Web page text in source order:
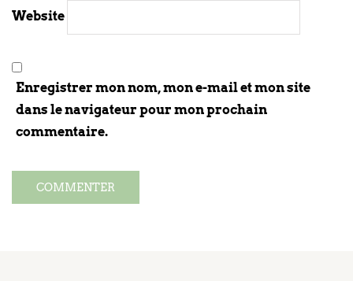
Website
Enregistrer mon nom, mon e-mail et mon site
dans le navigateur pour mon prochain
commentaire.